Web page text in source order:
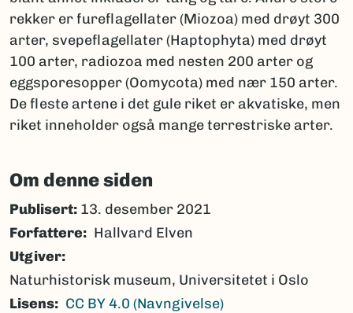
rekker er fureflagellater (Miozoa) med drøyt 300
arter, svepeflagellater (Haptophyta) med drøyt
100 arter, radiozoa med nesten 200 arter og
eggsporesopper (Oomycota) med nær 150 arter.
De fleste artene i det gule riket er akvatiske, men
riket inneholder også mange terrestriske arter.
Om denne siden
Publisert: 13. desember 2021
Forfattere
Hallvard Elven
Utgiver
Naturhistorisk museum, Universitetet i Oslo
Lisens
CC BY 4.0 (Navngivelse)